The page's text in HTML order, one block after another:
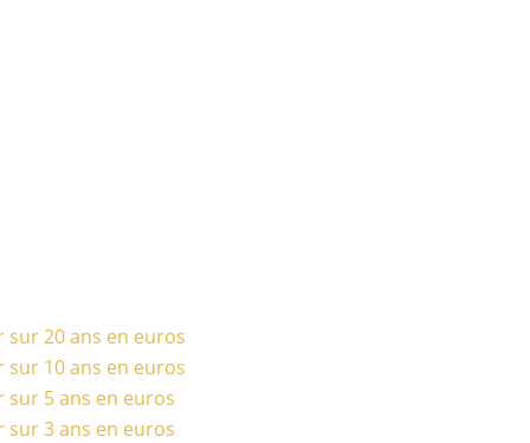
sur 20 ans en euros
sur 10 ans en euros
sur 5 ans en euros
sur 3 ans en euros